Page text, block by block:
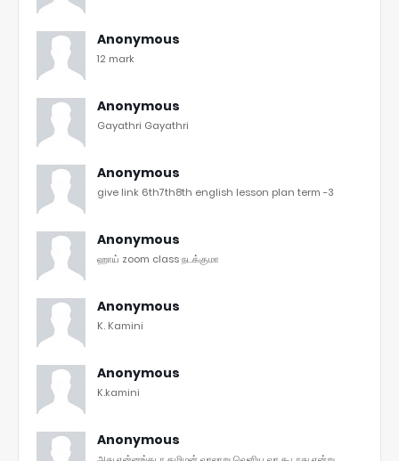
Anonymous
12 mark
Anonymous
Gayathri Gayathri
Anonymous
give link 6th7th8th english lesson plan term -3
Anonymous
ஹாய் zoom class நடக்குமா
Anonymous
K. Kamini
Anonymous
K.kamini
Anonymous